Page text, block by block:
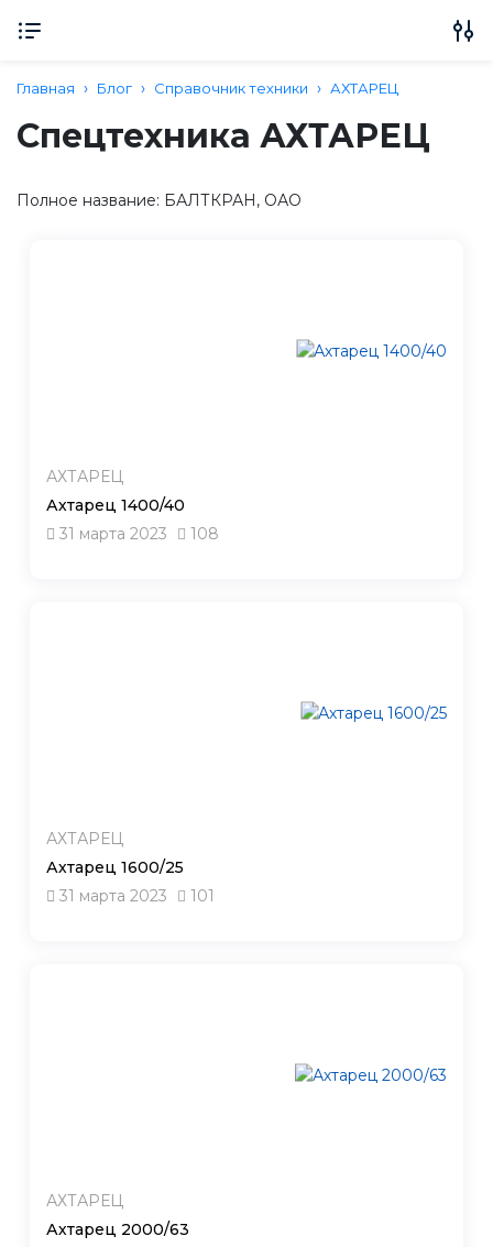
Главная Блог Справочник техники АХТАРЕЦ
Спецтехника АХТАРЕЦ
Полное название: БАЛТКРАН, ОАО
АХТАРЕЦ
Ахтарец 1400/40
31 марта 2023
108
АХТАРЕЦ
Ахтарец 1600/25
31 марта 2023
101
АХТАРЕЦ
Ахтарец 2000/63